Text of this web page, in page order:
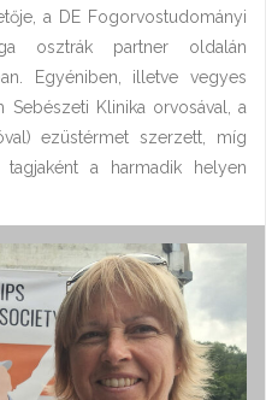
a DE Fogorvostudományi
osztrák partner oldalán
Egyéniben, illetve vegyes
Sebészeti Klinika orvosával, a
ezüstérmet szerzett, míg
tagjaként a harmadik helyen